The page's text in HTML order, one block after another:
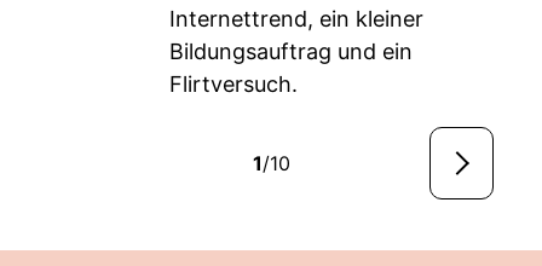
Internettrend, ein kleiner
Bildungsauftrag und ein
Flirtversuch.
1/10